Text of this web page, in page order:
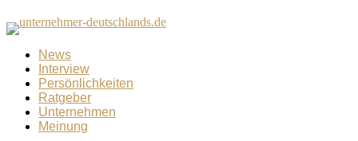
News
Interview
Persönlichkeiten
Ratgeber
Unternehmen
Meinung